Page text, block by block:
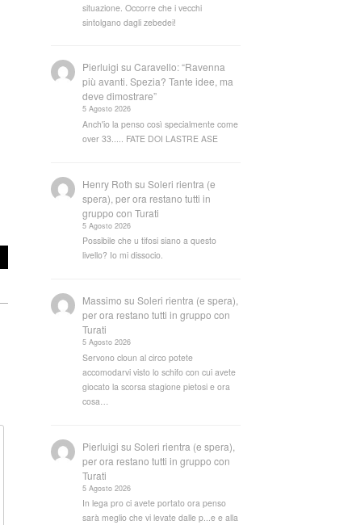
situazione. Occorre che i vecchi
sintolgano dagli zebedei!
Pierluigi suCaravello: “Ravenna
più avanti. Spezia? Tante idee, ma
deve dimostrare”
5 Agosto 2026
Anch'io la penso così specialmente come
over 33..... FATE DOI LASTRE ASE
Henry Roth suSoleri rientra (e
spera), per ora restano tutti in
gruppo con Turati
5 Agosto 2026
Possibile che u tifosi siano a questo
livello? Io mi dissocio.
Massimo suSoleri rientra (e spera),
per ora restano tutti in gruppo con
Turati
5 Agosto 2026
Servono cloun al circo potete
accomodarvi visto lo schifo con cui avete
giocato la scorsa stagione pietosi e ora
cosa…
Pierluigi suSoleri rientra (e spera),
per ora restano tutti in gruppo con
Turati
5 Agosto 2026
In lega pro ci avete portato ora penso
sarà meglio che vi levate dalle p...e e alla